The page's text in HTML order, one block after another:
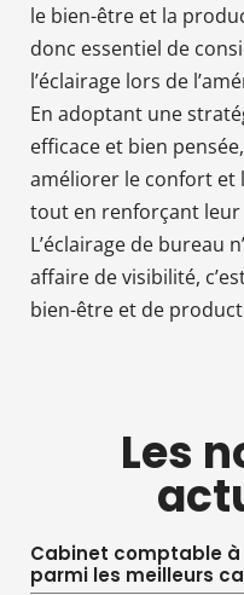
le bien-être et la
donc essentiel de
l’éclairage lors de
En adoptant une
efficace et bien
améliorer le confort et
tout en renforçant
L’éclairage de bureau
affaire de visibilité,
bien-être et de
Les
Cabinet comptable à
parmi les meilleurs